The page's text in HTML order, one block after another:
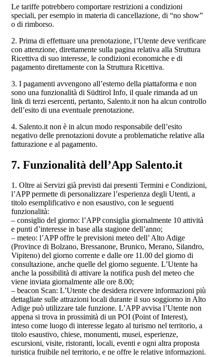
Le tariffe potrebbero comportare restrizioni a condizioni
speciali, per esempio in materia di cancellazione, di “no show”
o di rimborso.
2. Prima di effettuare una prenotazione, l’Utente deve verificare
con attenzione, direttamente sulla pagina relativa alla Struttura
Ricettiva di suo interesse, le condizioni economiche e di
pagamento direttamente con la Struttura Ricettiva.
3. I pagamenti avvengono all’esterno della piattaforma e non
sono una funzionalità di Südtirol Info, il quale rimanda ad un
link di terzi esercenti, pertanto, Salento.it non ha alcun controllo
dell’esito di una eventuale prenotazione.
4. Salento.it non è in alcun modo responsabile dell’esito
negativo delle prenotazioni dovute a problematiche relative alla
fatturazione e al pagamento.
7. Funzionalità dell’App Salento.it
1. Oltre ai Servizi già previsti dai presenti Termini e Condizioni,
l’APP permette di personalizzare l’esperienza degli Utenti, a
titolo esemplificativo e non esaustivo, con le seguenti
funzionalità:
– consiglio del giorno: l’APP consiglia giornalmente 10 attività
e punti d’interesse in base alla stagione dell’anno;
– meteo: l’APP offre le previsioni meteo dell’ Alto Adige
(Province di Bolzano, Bressanone, Brunico, Merano, Silandro,
Vipiteno) del giorno corrente e dalle ore 11.00 del giorno di
consultazione, anche quelle del giorno seguente. L’Utente ha
anche la possibilità di attivare la notifica push del meteo che
viene inviata giornalmente alle ore 8.00;
– beacon Scan: L’Utente che desidera ricevere informazioni più
dettagliate sulle attrazioni locali durante il suo soggiorno in Alto
Adige può utilizzare tale funzione. L’APP avvisa l’Utente non
appena si trova in prossimità di un POI (Point of Interest),
inteso come luogo di interesse legato al turismo nel territorio, a
titolo esaustivo, chiese, monumenti, musei, esperienze,
escursioni, visite, ristoranti, locali, eventi e ogni altra proposta
turistica fruibile nel territorio, e ne offre le relative informazioni.